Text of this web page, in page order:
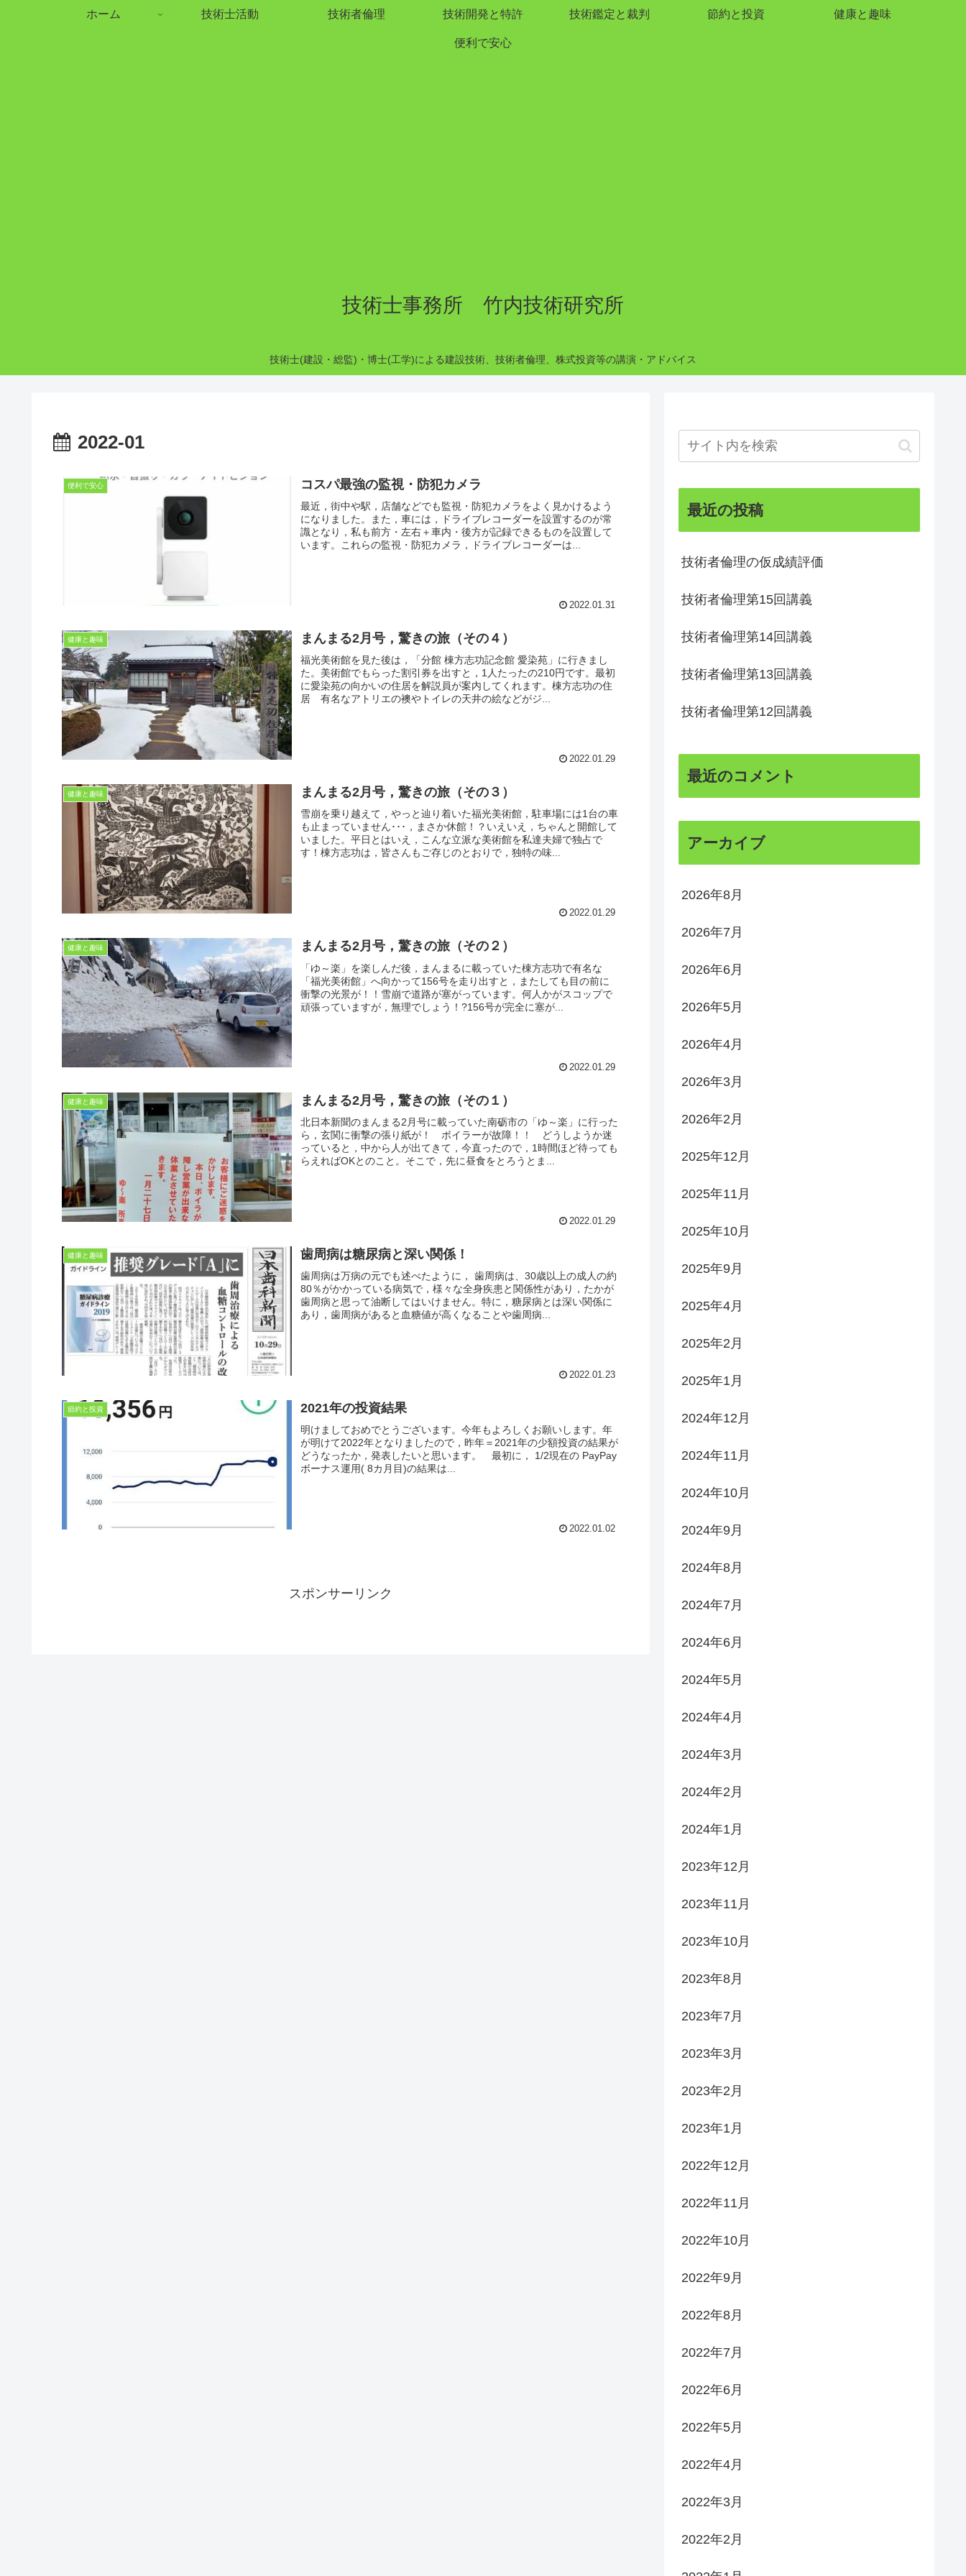
技術士事務所 竹内技術研究所
技術士(建設・総監)・博士(工学)による建設技術、技術者倫理、株式投資等の講演・アドバイス
ホーム 技術士活動 技術者倫理 技術開発と特許 技術鑑定と裁判 節約と投資 健康と趣味
便利で安心
2022-01
便利で安心 コスパ最強の監視・防犯カメラ
最近，街中や駅，店舗などでも監視・防犯カメラをよく見かけるよう
になりました。また，車には，ドライブレコーダーを設置するのが常
識となり，私も前方・左右＋車内・後方が記録できるものを設置して
います。これらの監視・防犯カメラ，ドライブレコーダーは...
2022.01.31
健康と趣味 まんまる2月号，驚きの旅（その４）
福光美術館を見た後は，「分館 棟方志功記念館 愛染苑」に行きまし
た。美術館でもらった割引券を出すと，1人たったの210円です。最初
に愛染苑の向かいの住居を解説員が案内してくれます。棟方志功の住
居 有名なアトリエの襖やトイレの天井の絵などがジ...
2022.01.29
健康と趣味 まんまる2月号，驚きの旅（その３）
雪崩を乗り越えて，やっと辿り着いた福光美術館，駐車場には1台の車
も止まっていません･･･，まさか休館！？いえいえ，ちゃんと開館して
いました。平日とはいえ，こんな立派な美術館を私達夫婦で独占で
す！棟方志功は，皆さんもご存じのとおりで，独特の味...
2022.01.29
健康と趣味 まんまる2月号，驚きの旅（その２）
「ゆ～楽」を楽しんだ後，まんまるに載っていた棟方志功で有名な
「福光美術館」へ向かって156号を走り出すと，またしても目の前に
衝撃の光景が！！雪崩で道路が塞がっています。何人かがスコップで
頑張っていますが，無理でしょう！?156号が完全に塞が...
2022.01.29
健康と趣味 まんまる2月号，驚きの旅（その１）
北日本新聞のまんまる2月号に載っていた南砺市の「ゆ～楽」に行った
ら，玄関に衝撃の張り紙が！ ボイラーが故障！！ どうしようか迷
っていると，中から人が出てきて，今直ったので，1時間ほど待っても
らえればOKとのこと。そこで，先に昼食をとろうとま...
2022.01.29
健康と趣味 歯周病は糖尿病と深い関係！
歯周病は万病の元でも述べたように， 歯周病は、30歳以上の成人の約
80％がかかっている病気で，様々な全身疾患と関係性があり，たかが
歯周病と思って油断してはいけません。特に，糖尿病とは深い関係に
あり，歯周病があると血糖値が高くなることや歯周病...
2022.01.23
節約と投資 2021年の投資結果
明けましておめでとうございます。今年もよろしくお願いします。年
が明けて2022年となりましたので，昨年＝2021年の少額投資の結果が
どうなったか，発表したいと思います。 最初に， 1/2現在の PayPay
ボーナス運用( 8カ月目)の結果は...
2022.01.02
スポンサーリンク
最近の投稿
技術者倫理の仮成績評価
技術者倫理第15回講義
技術者倫理第14回講義
技術者倫理第13回講義
技術者倫理第12回講義
最近のコメント
アーカイブ
2026年8月
2026年7月
2026年6月
2026年5月
2026年4月
2026年3月
2026年2月
2025年12月
2025年11月
2025年10月
2025年9月
2025年4月
2025年2月
2025年1月
2024年12月
2024年11月
2024年10月
2024年9月
2024年8月
2024年7月
2024年6月
2024年5月
2024年4月
2024年3月
2024年2月
2024年1月
2023年12月
2023年11月
2023年10月
2023年8月
2023年7月
2023年3月
2023年2月
2023年1月
2022年12月
2022年11月
2022年10月
2022年9月
2022年8月
2022年7月
2022年6月
2022年5月
2022年4月
2022年3月
2022年2月